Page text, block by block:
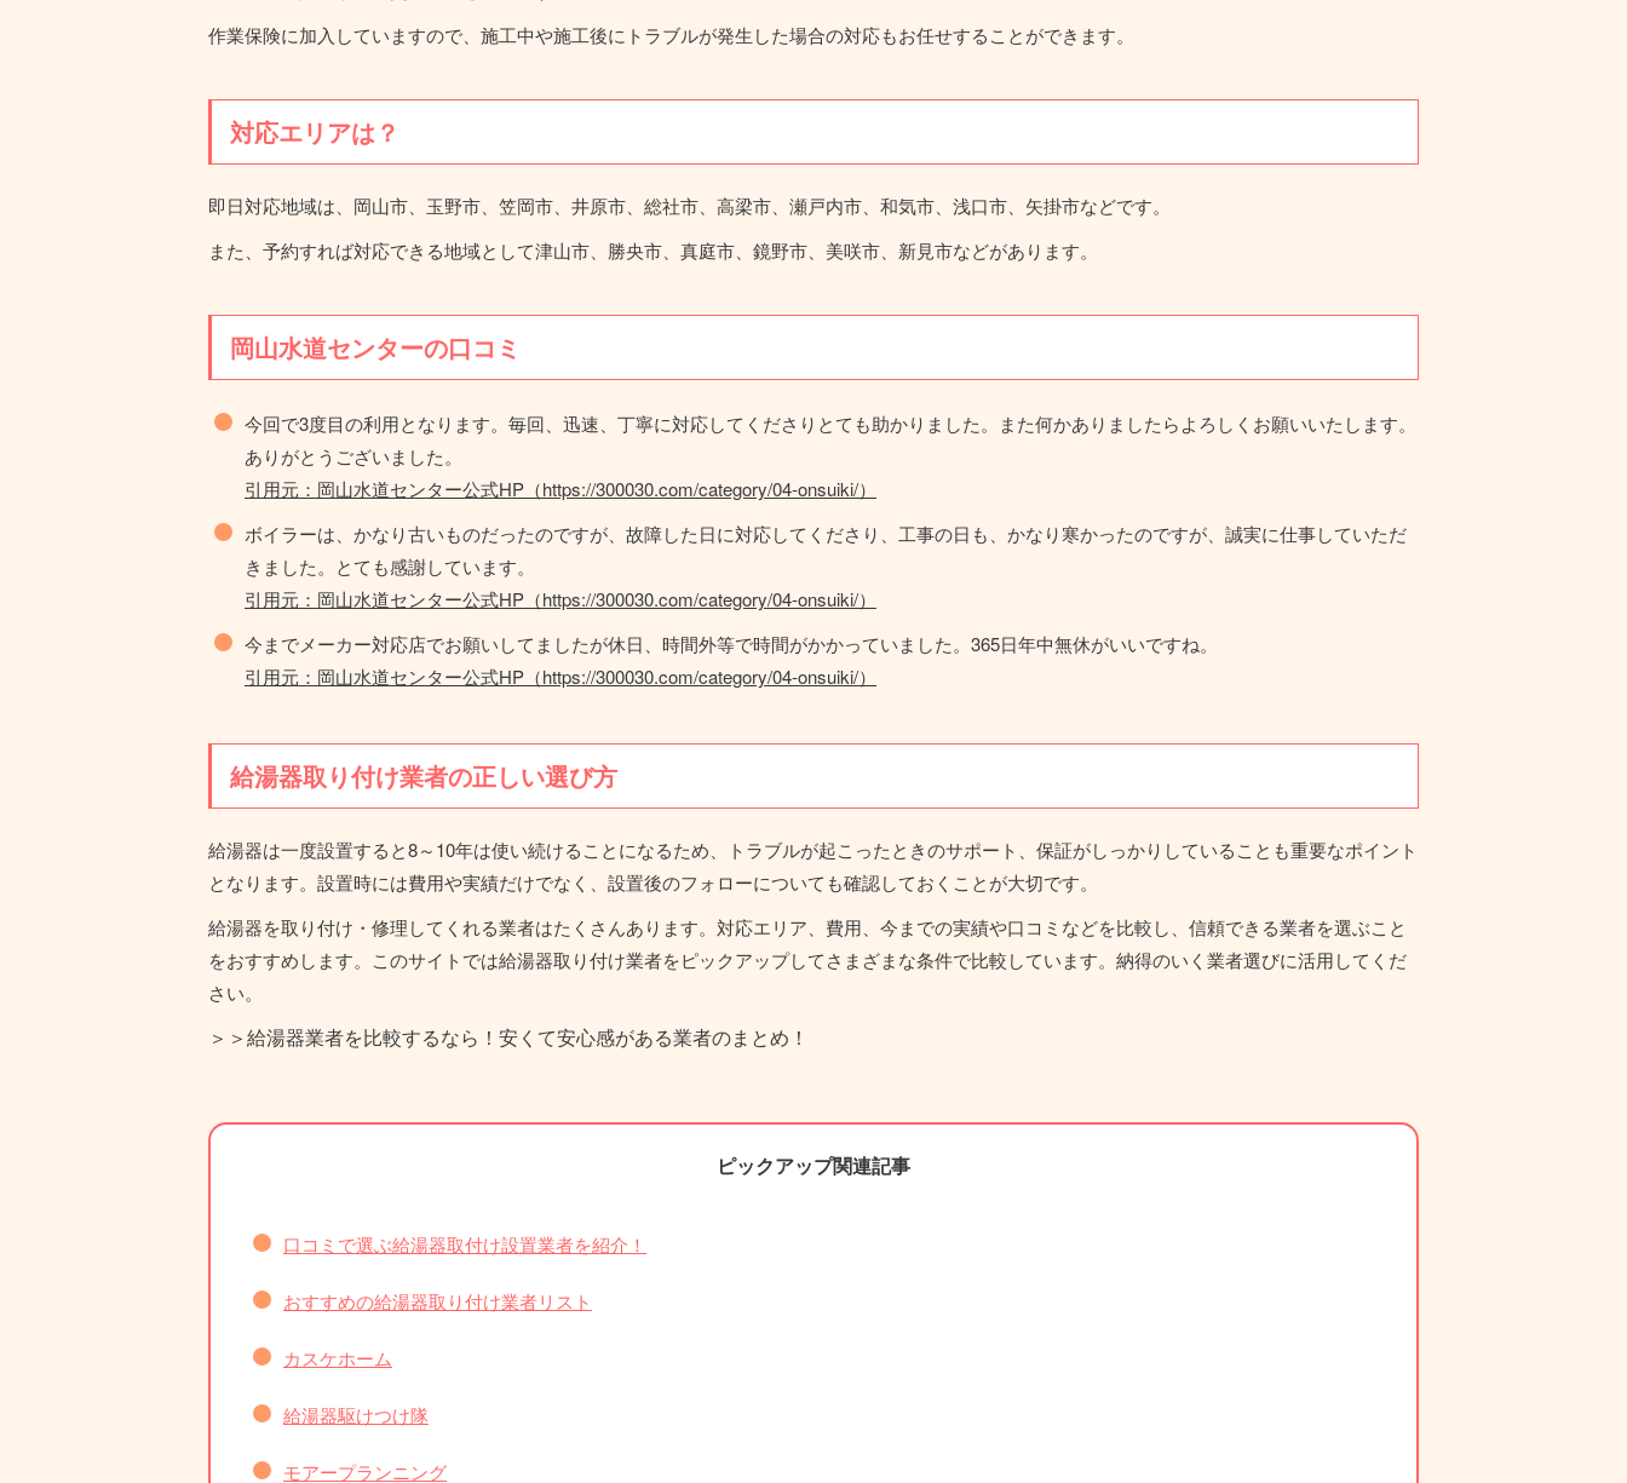
作業保険に加入していますので、施工中や施工後にトラブルが発生した場合の対応もお任せすることができます。
対応エリアは？
即日対応地域は、岡山市、玉野市、笠岡市、井原市、総社市、高梁市、瀬戸内市、和気市、浅口市、矢掛市などです。
また、予約すれば対応できる地域として津山市、勝央市、真庭市、鏡野市、美咲市、新見市などがあります。
岡山水道センターの口コミ
今回で3度目の利用となります。毎回、迅速、丁寧に対応してくださりとても助かりました。また何かありましたらよろしくお願いいたします。
ありがとうございました。
引用元：岡山水道センター公式HP（https://300030.com/category/04-onsuiki/）
ボイラーは、かなり古いものだったのですが、故障した日に対応してくださり、工事の日も、かなり寒かったのですが、誠実に仕事していただ
きました。とても感謝しています。
引用元：岡山水道センター公式HP（https://300030.com/category/04-onsuiki/）
今までメーカー対応店でお願いしてましたが休日、時間外等で時間がかかっていました。365日年中無休がいいですね。
引用元：岡山水道センター公式HP（https://300030.com/category/04-onsuiki/）
給湯器取り付け業者の正しい選び方
給湯器は一度設置すると8～10年は使い続けることになるため、トラブルが起こったときのサポート、保証がしっかりしていることも重要なポイント
となります。設置時には費用や実績だけでなく、設置後のフォローについても確認しておくことが大切です。
給湯器を取り付け・修理してくれる業者はたくさんあります。対応エリア、費用、今までの実績や口コミなどを比較し、信頼できる業者を選ぶこと
をおすすめします。このサイトでは給湯器取り付け業者をピックアップしてさまざまな条件で比較しています。納得のいく業者選びに活用してくだ
さい。
＞＞給湯器業者を比較するなら！ 安くて安心感がある業者のまとめ！
ピックアップ関連記事
口コミで選ぶ給湯器取付け設置業者を紹介！
おすすめの給湯器取り付け業者リスト
カスケホーム
給湯器駆けつけ隊
モアープランニング